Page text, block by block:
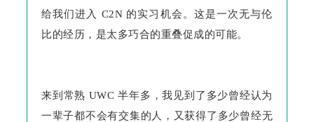
给我们进入 C2N 的实习机会。这是一次无与伦
比的经历，是太多巧合的重叠促成的可能。
来到常熟 UWC 半年多，我见到了多少曾经认为
一辈子都不会有交集的人，又获得了多少曾经无